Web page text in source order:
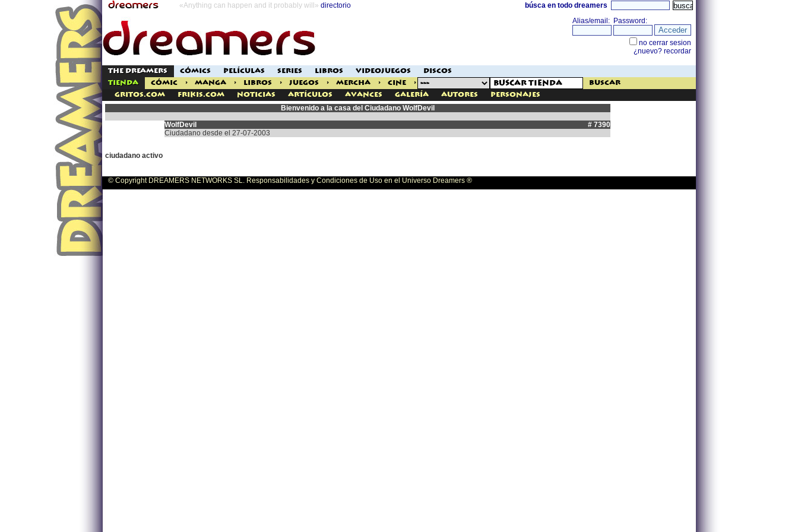
«Anything can happen and it probably will» directorio búsca en todo dreamers
THE DREAMERS CÓMICS PELÍCULAS SERIES LIBROS VIDEOJUEGOS
DISCOS
TIENDA
CÓMIC > MANGA > LIBROS > JUEGOS > MERCHA > CINE >
buscar
Gritos.com
Frikis.com Noticias Artículos Avances Galería Autores Personajes
Bienvenido a la casa del Ciudadano WolfDevil
WolfDevil
# 7390
Ciudadano desde el 27-07-2003
ciudadano activo
© Copyright DREAMERS NETWORKS SL. Responsabilidades y Condiciones de Uso en el Universo Dreamers ®